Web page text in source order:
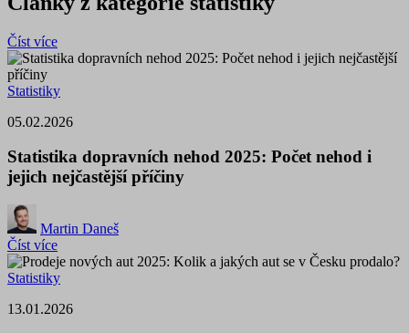
Číst více
Statistiky
05.02.2026
Statistika dopravních nehod 2025: Počet nehod i
jejich nejčastější příčiny
Martin Daneš
Číst více
Statistiky
13.01.2026